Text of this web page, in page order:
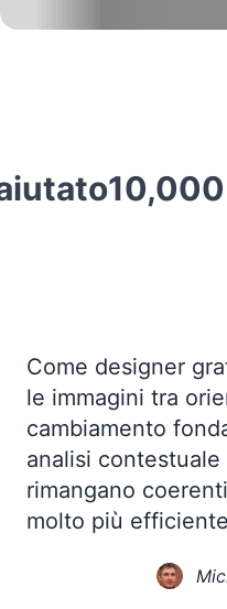
Come designer
le immagini tra
cambiamento
analisi
rimangano
molto più